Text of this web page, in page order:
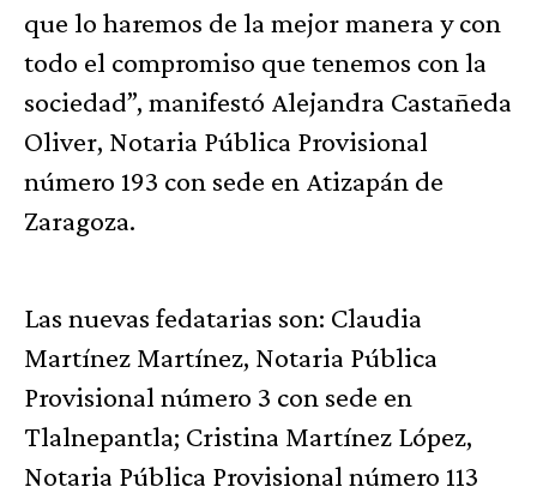
que lo haremos de la mejor manera y con
todo el compromiso que tenemos con la
sociedad”, manifestó Alejandra Castañeda
Oliver, Notaria Pública Provisional
número 193 con sede en Atizapán de
Zaragoza.
Las nuevas fedatarias son: Claudia
Martínez Martínez, Notaria Pública
Provisional número 3 con sede en
Tlalnepantla; Cristina Martínez López,
Notaria Pública Provisional número 113